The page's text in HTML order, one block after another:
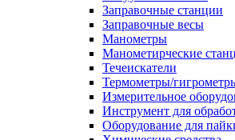
Заправочные станции
Заправочные весы
Манометры
Манометирческие
Течеискатели
Термометры/
Измерительное
Инструмент для
Оборудование для